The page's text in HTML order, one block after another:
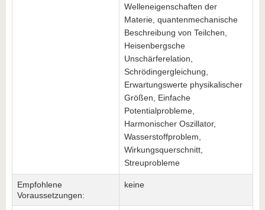
Welleneigenschaften der
Materie, quantenmechanische
Beschreibung von Teilchen,
Heisenbergsche
Unschärferelation,
Schrödingergleichung,
Erwartungswerte physikalischer
Größen, Einfache
Potentialprobleme,
Harmonischer Oszillator,
Wasserstoffproblem,
Wirkungsquerschnitt,
Streuprobleme
Empfohlene
Voraussetzungen:
keine